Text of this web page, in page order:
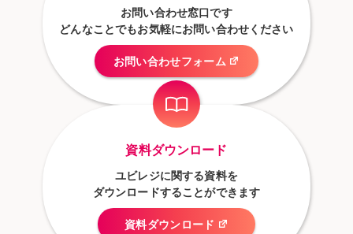
お問い合わせ窓口です
どんなことでもお気軽にお問い合わせください
お問い合わせフォーム
資料ダウンロード
ユビレジに関する資料を
ダウンロードすることができます
資料ダウンロード